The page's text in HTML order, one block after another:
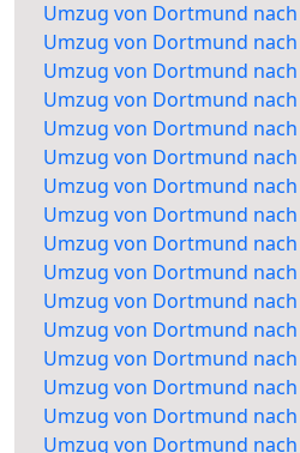
Umzug von Dortmund nach
Umzug von Dortmund
Umzug von Dortmund nach
Umzug von Dortmund nach
Umzug von Dortmund nach
Umzug von Dortmund nach
Umzug von Dortmund
Umzug von Dortmund
Umzug von Dortmund nach
Umzug von Dortmund
Umzug von Dortmund nach
Umzug von Dortmund
Umzug von Dortmund
Umzug von Dortmund nach
Umzug von Dortmund
Umzug von Dortmund